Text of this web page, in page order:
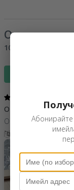
Отзиви(Notă
100%
O achizitie inspirata
O cutie lucrata
Покажи превод